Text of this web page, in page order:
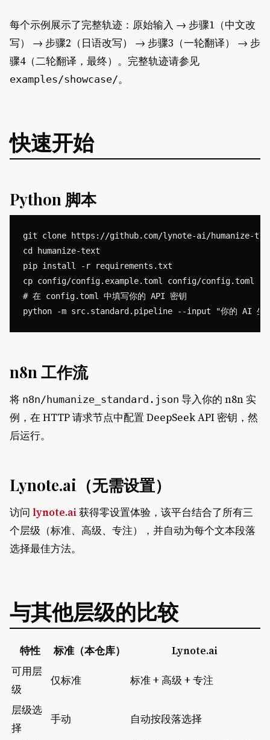
每个示例展示了完整轨迹：原始输入 → 步骤1（中文改
写） → 步骤2（日语改写） → 步骤3（一轮翻译） → 步
骤4（二轮翻译，最终）。完整轨迹请参见
examples/showcase/。
快速开始
Python 脚本
git clone https://github.com/lynote-ai/humanize-
cd humanize-text
pip install -r requirements.txt
cp config/config.example.toml config/config.toml
# 在 config.toml 中填写你的 API 密钥
n8n 工作流
将 n8n/humanize_standard.json 导入你的 n8n 实
例，在 HTTP 请求节点中配置 DeepSeek API 密钥，然
后运行。
Lynote.ai（无需设置）
访问 lynote.ai获得零设置体验，该平台结合了所有三
个层级（标准、高级、专注），并自动为每个文本段落
选择最佳方法。
与其他层级的比较
特性 标准（本仓库）
Lynote.ai
可用层
级
仅标准 标准 + 高级 + 专注
层级选
择
手动 自动按段落选择